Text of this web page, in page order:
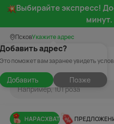
Выбирайте экспресс!
минут.
ПсковУкажите адрес
адрес?
поможет вам заранее увидеть
Добавить Позже
НАРАСХВАТ